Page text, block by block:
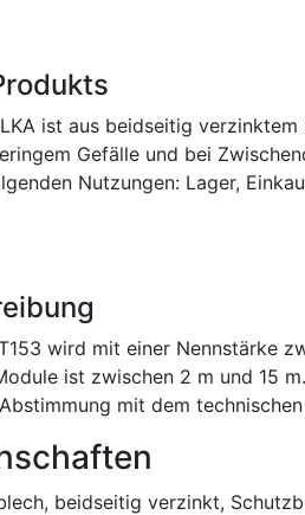
ist aus beidseitig
Gefälle und bei
Nutzungen: Lager,
wird mit einer Nennstärke
ist zwischen 2 m und 15
mit dem technischen
beidseitig verzinkt,